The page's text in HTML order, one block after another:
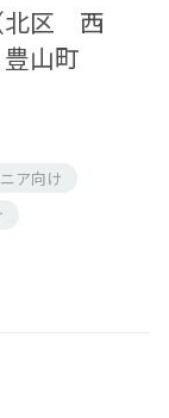
北区 西
山町
ア向け